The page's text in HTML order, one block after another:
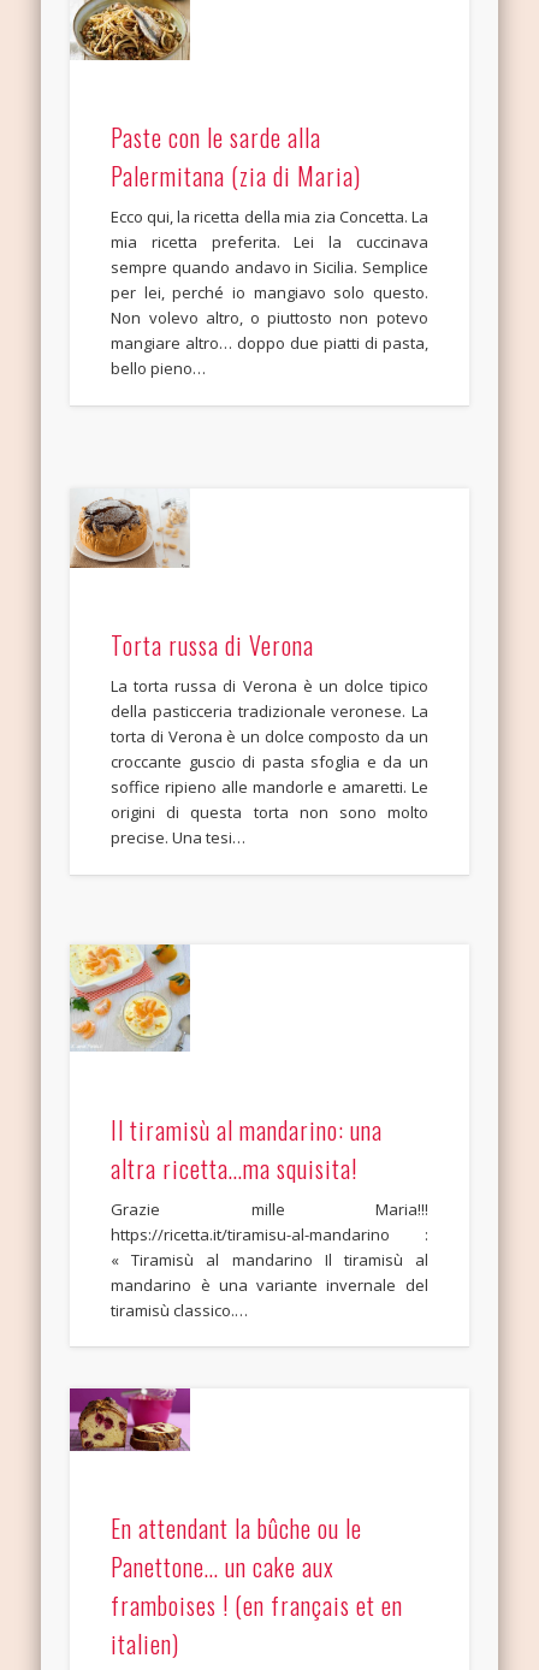
Paste con le sarde alla
Palermitana (zia di Maria)
Ecco qui, la ricetta della mia zia Concetta. La
mia ricetta preferita. Lei la cuccinava
sempre quando andavo in Sicilia. Semplice
per lei, perché io mangiavo solo questo.
Non volevo altro, o piuttosto non potevo
mangiare altro… doppo due piatti di pasta,
bello pieno…
Torta russa di Verona
La torta russa di Verona è un dolce tipico
della pasticceria tradizionale veronese. La
torta di Verona è un dolce composto da un
croccante guscio di pasta sfoglia e da un
soffice ripieno alle mandorle e amaretti. Le
origini di questa torta non sono molto
precise. Una tesi…
Il tiramisù al mandarino: una
altra ricetta…ma squisita!
Grazie mille Maria!!!
https://ricetta.it/tiramisu-al-mandarino :
« Tiramisù al mandarino Il tiramisù al
mandarino è una variante invernale del
tiramisù classico.…
En attendant la bûche ou le
Panettone… un cake aux
framboises ! (en français et en
italien)